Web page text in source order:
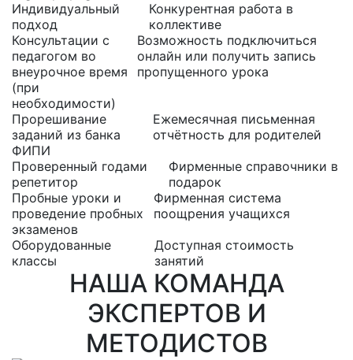
Индивидуальный
подход
Конкурентная работа в
коллективе
Консультации с
педагогом во
внеурочное время
(при
необходимости)
Возможность подключиться
онлайн или получить запись
пропущенного урока
Прорешивание
заданий из банка
ФИПИ
Ежемесячная письменная
отчётность для родителей
Проверенный годами
репетитор
Фирменные справочники в
подарок
Пробные уроки и
проведение пробных
экзаменов
Фирменная система
поощрения учащихся
Оборудованные
классы
Доступная стоимость
занятий
НАША КОМАНДА
ЭКСПЕРТОВ И
МЕТОДИСТОВ